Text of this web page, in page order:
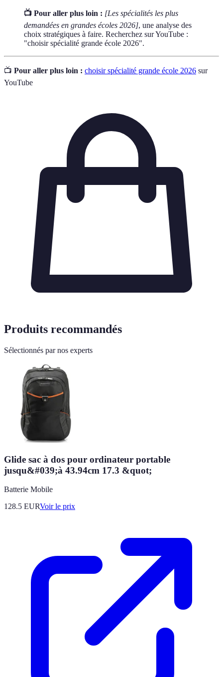
📺 Pour aller plus loin : [Les spécialités les plus
demandées en grandes écoles 2026], une analyse des
choix stratégiques à faire. Recherchez sur YouTube :
"choisir spécialité grande école 2026".
📺 Pour aller plus loin : choisir spécialité grande école 2026 sur
YouTube
Produits recommandés
Sélectionnés par nos experts
Glide sac à dos pour ordinateur portable
jusqu&#039;à 43.94cm 17.3 &quot;
Batterie Mobile
128.5 EURVoir le prix